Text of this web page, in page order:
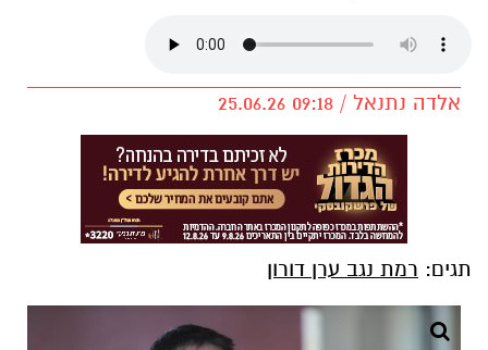
אלדה נתנאל / 09:18 25.06.26
תגים: רמת נגב ערן דורון